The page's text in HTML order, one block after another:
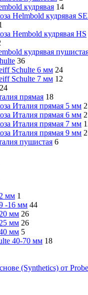
кудрявая 14
Helmbold кудрявая
Hembold кудрявая HS
кудрявая
36
Schulte 6 мм 24
Schulte 7 мм 12
24
прямая 18
Италия прямая 5 мм 2
Италия прямая 6 мм 2
Италия прямая 7 мм
Италия прямая 9 мм 2
пушистая 6
мм 1
-16 мм 44
мм 26
мм 26
мм 5
40-70 мм 18
(Synthetics) от